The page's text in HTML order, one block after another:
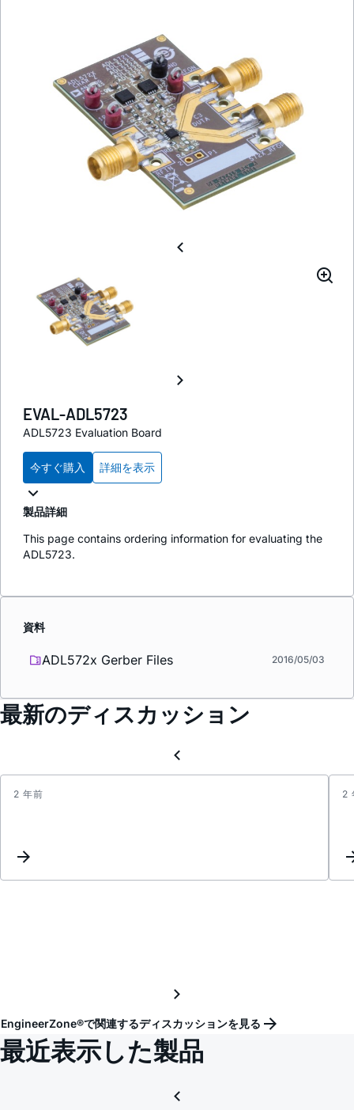
EVAL-ADL5723
ADL5723 Evaluation Board
今すぐ購入 詳細を表示
製品詳細
This page contains ordering information for evaluating the
ADL5723.
資料
ADL572x Gerber Files 2016/05/03
最新のディスカッション
2 年前 2
EngineerZone®で関連するディスカッションを見る
最近表示した製品